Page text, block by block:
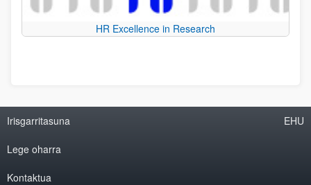
HR Excellence in Research
Irisgarritasuna
Lege oharra
Kontaktua
EHU